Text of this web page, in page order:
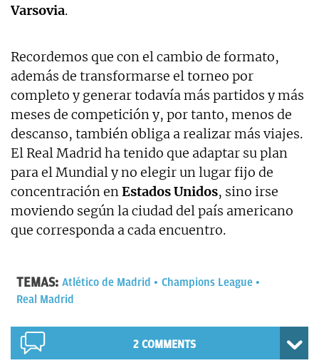
Varsovia.
Recordemos que con el cambio de formato,
además de transformarse el torneo por
completo y generar todavía más partidos y más
meses de competición y, por tanto, menos de
descanso, también obliga a realizar más viajes.
El Real Madrid ha tenido que adaptar su plan
para el Mundial y no elegir un lugar fijo de
concentración enEstados Unidos, sino irse
moviendo según la ciudad del país americano
que corresponda a cada encuentro.
TEMAS: Atlético de Madrid
Champions League
Real Madrid
2 COMMENTS